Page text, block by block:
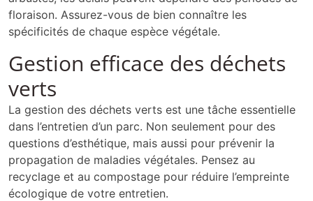
floraison. Assurez-vous de bien connaître les
spécificités de chaque espèce végétale.
Gestion efficace des déchets
verts
La gestion des déchets verts est une tâche essentielle
dans l’entretien d’un parc. Non seulement pour des
questions d’esthétique, mais aussi pour prévenir la
propagation de maladies végétales. Pensez au
recyclage et au compostage pour réduire l’empreinte
écologique de votre entretien.